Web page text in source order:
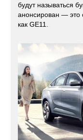
будут называться
анонсирован — это
как GE11.